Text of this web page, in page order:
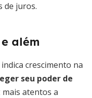
de juros.
além
crescimento na
seu poder de
mais atentos a